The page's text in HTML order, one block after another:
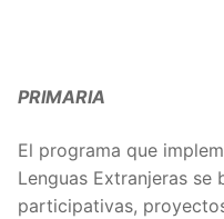
PRIMARIA
El programa que
Lenguas Extranjeras se
participativas,